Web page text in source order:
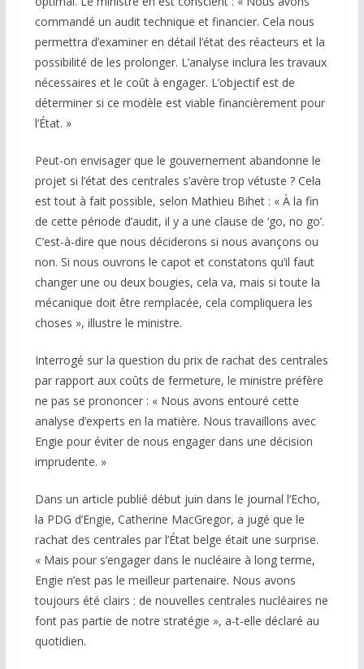
commandé un audit technique et financier. Cela nous
permettra d’examiner en détail l’état des réacteurs et la
possibilité de les prolonger. L’analyse inclura les travaux
nécessaires et le coût à engager. L’objectif est de
déterminer si ce modèle est viable financièrement pour
l’État. »
Peut-on envisager que le gouvernement abandonne le
projet si l’état des centrales s’avère trop vétuste ? Cela
est tout à fait possible, selon Mathieu Bihet : « À la fin
de cette période d’audit, il y a une clause de ‘go, no go’.
C’est-à-dire que nous déciderons si nous avançons ou
non. Si nous ouvrons le capot et constatons qu’il faut
changer une ou deux bougies, cela va, mais si toute la
mécanique doit être remplacée, cela compliquera les
choses », illustre le ministre.
Interrogé sur la question du prix de rachat des centrales
par rapport aux coûts de fermeture, le ministre préfère
ne pas se prononcer : « Nous avons entouré cette
analyse d’experts en la matière. Nous travaillons avec
Engie pour éviter de nous engager dans une décision
imprudente. »
Dans un article publié début juin dans le journal l’Echo,
la PDG d’Engie, Catherine MacGregor, a jugé que le
rachat des centrales par l’État belge était une surprise.
« Mais pour s’engager dans le nucléaire à long terme,
Engie n’est pas le meilleur partenaire. Nous avons
toujours été clairs : de nouvelles centrales nucléaires ne
font pas partie de notre stratégie », a-t-elle déclaré au
quotidien.